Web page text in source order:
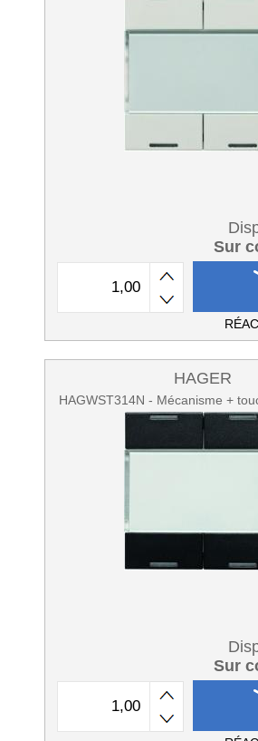
Sur
HAGER
HAGWST314N - Mécanisme +
Sur